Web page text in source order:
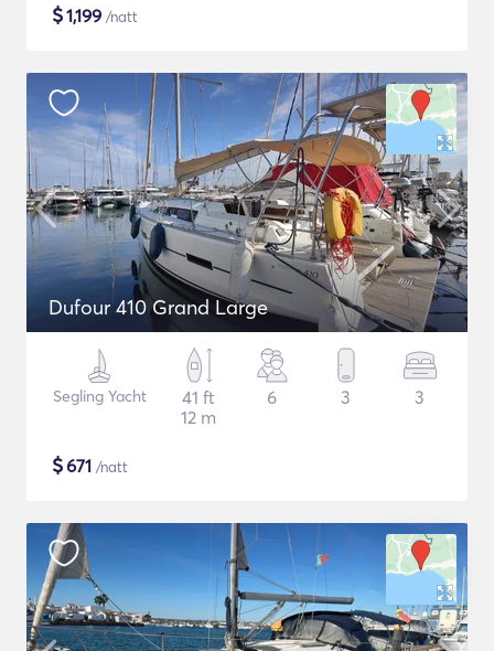
$1,199 /natt
Dufour 410 Grand Large
Segling Yacht
41 ft
12 m
6 3 3
$671 /natt